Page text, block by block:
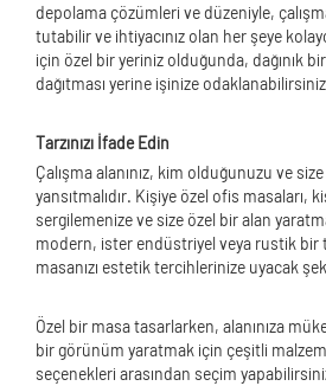
depolama çözümleri ve düzeniyle,
tutabilir ve ihtiyacınız olan her şeye
için özel bir yeriniz olduğunda, dağınık
dağıtması yerine işinize
Tarzınızı İfade Edin
Çalışma alanınız, kim olduğunuzu ve
yansıtmalıdır. Kişiye özel ofis masaları,
sergilemenize ve size özel bir alan
modern, ister endüstriyel veya rustik bir
masanızı estetik tercihlerinize uyacak
Özel bir masa tasarlarken, alanınıza
bir görünüm yaratmak için çeşitli
seçenekleri arasından seçim